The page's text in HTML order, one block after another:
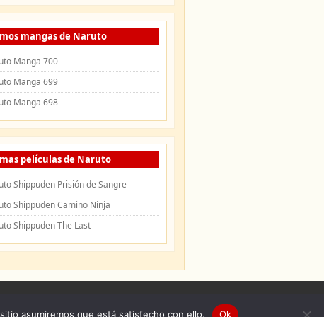
mangas de Naruto
Manga 700
Manga 699
Manga 698
películas de Naruto
Shippuden Prisión de Sangre
Shippuden Camino Ninja
Shippuden The Last
asumiremos que está satisfecho con ello. Ok